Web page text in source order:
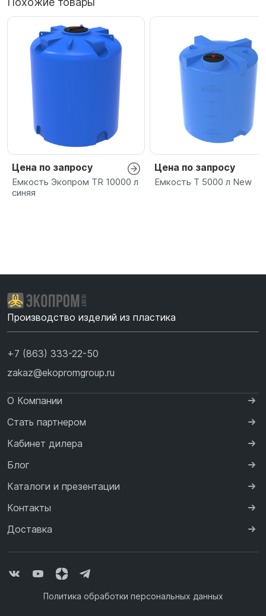
Цена по запросу
Емкость Экопром TR 10000 л
синяя
Цена по запросу
Емкость T 5000 л New
Производство изделий из пластика
+7 (863) 333-22-50
zakaz@ekopromgroup.ru
О Компании
Стать партнером
Кабинет дилера
Блог
Каталоги и презентации
Контакты
Доставка
Политика обработки персональных данных